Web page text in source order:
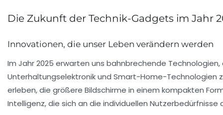
Die Zukunft der Technik-Gadgets im Jahr
Innovationen, die unser Leben verändern werden
Im Jahr 2025 erwarten uns bahnbrechende Technologien,
Unterhaltungselektronikund Smart-Home-Technologien
erleben, die größere Bildschirme in einem kompakten
Intelligenz, die sich an die individuellen Nutzerbedürfnisse